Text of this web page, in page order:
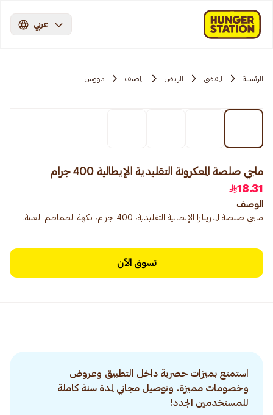
عربي
الرئيسية المقاضي الرياض المصيف دووس
ماجي صلصة المعكرونة التقليدية الإيطالية 400 جرام
18.31
الوصف
ماجي صلصة المارينارا الإيطالية التقليدية، 400 جرام، نكهة الطماطم الغنية.
تسوق الآن
استمتع بميزات حصرية داخل التطبيق وعروض
وخصومات مميزة. وتوصيل مجاني لمدة سنة كاملة
للمستخدمين الجدد!